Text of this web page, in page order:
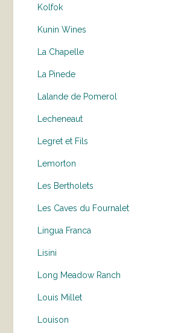
Kolfok
Kunin Wines
La Chapelle
La Pinede
Lalande de Pomerol
Lecheneaut
Legret et Fils
Lemorton
Les Bertholets
Les Caves du Fournalet
Lingua Franca
Lisini
Long Meadow Ranch
Louis Millet
Louison